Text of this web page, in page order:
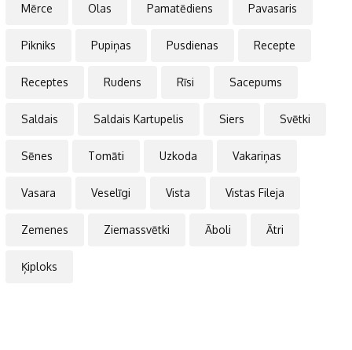
Mērce Olas Pamatēdiens Pavasaris
Pikniks Pupiņas Pusdienas Recepte
Receptes Rudens Rīsi Sacepums
Saldais Saldais Kartupelis Siers Svētki
Sēnes Tomāti Uzkoda Vakariņas
Vasara Veselīgi Vista Vistas Fileja
Zemenes Ziemassvētki Āboli Ātri
Ķiploks